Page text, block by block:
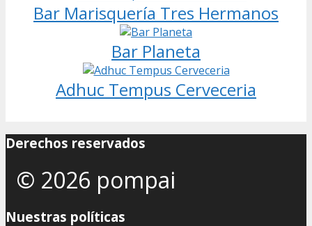
Bar Marisquería Tres Hermanos
Bar Planeta
Adhuc Tempus Cerveceria
Derechos reservados
© 2026 pompai
Nuestras políticas